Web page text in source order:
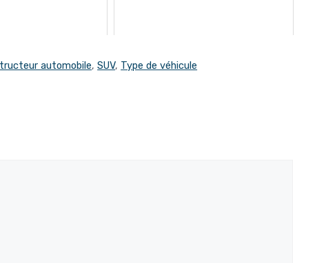
automobile,SUV, Type de véhicule